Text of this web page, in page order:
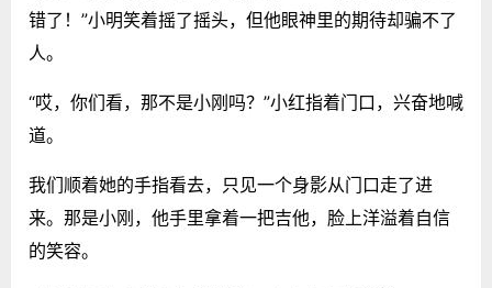
错了！”小明笑着摇了摇头，但他眼神里的期待却骗不了
人。
“哎，你们看，那不是小刚吗？”小红指着门口，兴奋地喊
道。
我们顺着她的手指看去，只见一个身影从门口走了进
来。那是小刚，他手里拿着一把吉他，脸上洋溢着自信
的笑容。